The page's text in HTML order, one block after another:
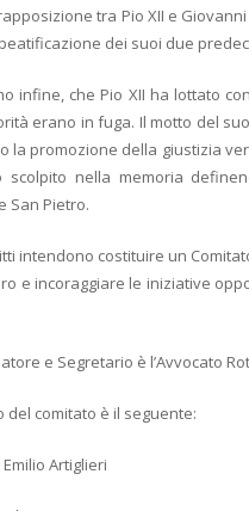
tra Pio XII e
dei suoi due
infine, che Pio XII ha lottato
erano in fuga. Il motto del
la promozione della giustizia
scolpito nella memoria
San Pietro.
intendono costituire un
e incoraggiare le iniziative
e Segretario è l’Avvocato
del comitato è il seguente:
Emilio Artiglieri